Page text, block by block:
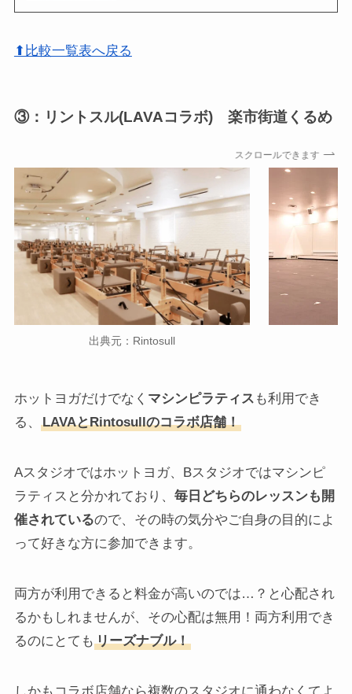
⬆比較一覧表へ戻る
③：リントスル(LAVAコラボ) 楽市街道くるめ
スクロールできます
出典元：Rintosull
ホットヨガだけでなく マシンピラティス も利用でき
る、
LAVAとRintosullのコラボ店舗！
Aスタジオではホットヨガ、Bスタジオではマシンピ
ラティスと分かれており、 毎日どちらのレッスンも開
催されているので、その時の気分やご自身の目的によ
って好きな方に参加できます。
両方が利用できると料金が高いのでは…？と心配され
るかもしれませんが、その心配は無用！両方利用でき
るのにとても リーズナブル！